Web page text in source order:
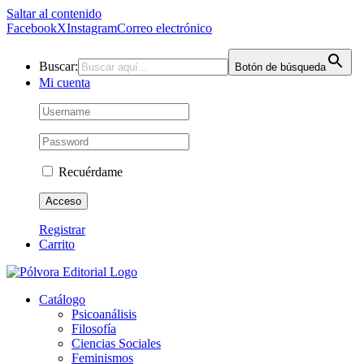
Saltar al contenido
FacebookXInstagramCorreo electrónico
Buscar: Botón de búsqueda
Mi cuenta
Recuérdame
Registrar
Carrito
Catálogo
Psicoanálisis
Filosofía
Ciencias Sociales
Feminismos